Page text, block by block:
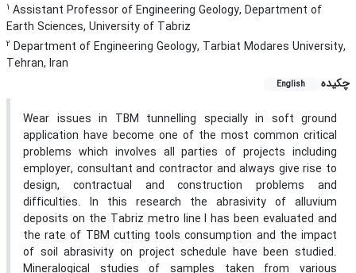
1 Assistant Professor of Engineering Geology, Department of
Earth Sciences, University of Tabriz
2 Department of Engineering Geology, Tarbiat Modares University,
Tehran, Iran
چکیده
English
Wear issues in TBM tunnelling specially in soft ground
application have become one of the most common critical
problems which involves all parties of projects including
employer, consultant and contractor and always give rise to
design, contractual and construction problems and
difficulties. In this research the abrasivity of alluvium
deposits on the Tabriz metro line l has been evaluated and
the rate of TBM cutting tools consumption and the impact
of soil abrasivity on project schedule have been studied.
Mineralogical studies of samples taken from various